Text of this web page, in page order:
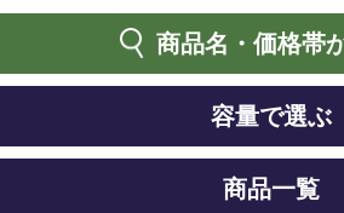
商品名・価格帯
容量で選ぶ
商品一覧